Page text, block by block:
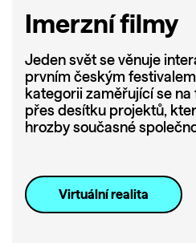
Imerzní filmy
Jeden svět se věnuje
prvním českým
kategorii zaměřující se
přes desítku projektů,
hrozby současné
Virtuální realita